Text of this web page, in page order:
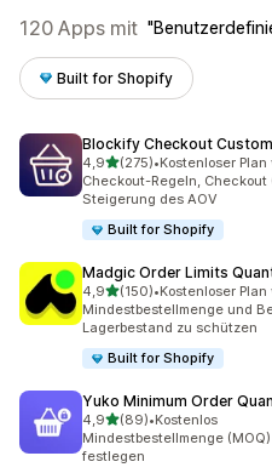
120 Apps mit
Built for Shopify
Blockify Checkout
4,9von 5 Sternen
(275)
275 Rezensionen insgesamt
•Kostenloser
Checkout-Regeln,
Steigerung des AOV
Built for Shopify
Madgic Order Limits
4,9von 5 Sternen
(150)
150 Rezensionen insgesamt
•Kostenloser
Mindestbestellmenge und
Lagerbestand zu schützen
Built for Shopify
Yuko Minimum Order
4,9von 5 Sternen
(89)
89 Rezensionen insgesamt
•Kostenlos
Mindestbestellmenge
festlegen